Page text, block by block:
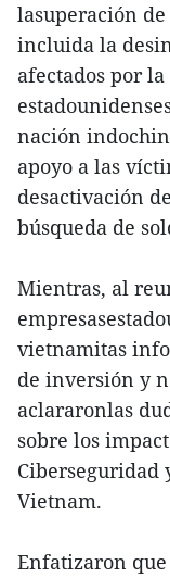
lasuperación
incluida la
afectados por
nación
apoyo a las
desactivación
búsqueda de
Mientras, al
vietnamitas
de inversión y
aclararonlas
sobre los
Ciberseguridad
Vietnam.
Enfatizaron